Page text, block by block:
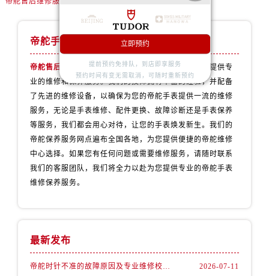
内蒙古自治区呼伦贝尔市海拉尔区中央街帝舵售后服务中心（需提前预约）
山西省朔州市朔城区怡西路与鄯阳西街交汇处帝舵售后服务中心（需提前预约）
帝舵手表维修服务中心
帝舵售后维修服务中心拥有专业团队，致力于为客户提供专
业的维修和保养服务。我们的技师拥有丰富的经验，并配备
了先进的维修设备，以确保为您的帝舵手表提供一流的维修
服务，无论是手表维修、配件更换、故障诊断还是手表保养
等服务，我们都会用心对待，让您的手表焕发新生。我们的
帝舵保养服务网点遍布全国各地，为您提供便捷的帝舵维修
中心选择。如果您有任何问题或需要维修服务，请随时联系
我们的客服团队，我们将全力以赴为您提供专业的帝舵手表
维修保养服务。
最新发布
帝舵时针不准的故障原因及专业维修校准方案权威公示（2026年7月最新） 2026-07-11
立即预约
提前预约免排队，到店即享服务
预约时间有变无需取消，可随时重新预约